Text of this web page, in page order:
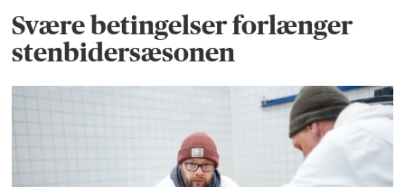
Svære betingelser forlænger
stenbidersæsonen